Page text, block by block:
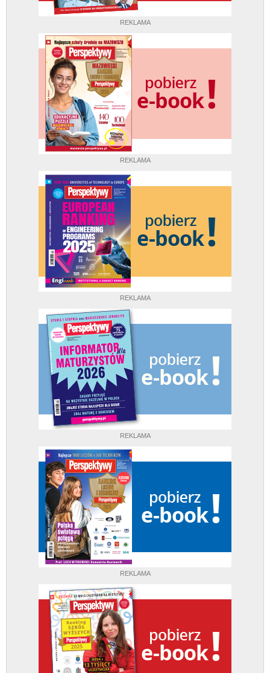
REKLAMA
REKLAMA
REKLAMA
REKLAMA
REKLAMA